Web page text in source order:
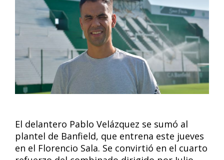
El delantero Pablo Velázquez se sumó al
plantel de Banfield, que entrena este jueves
en el Florencio Sala. Se convirtió en el cuarto